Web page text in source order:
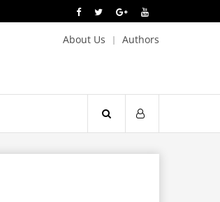
About Us Authors